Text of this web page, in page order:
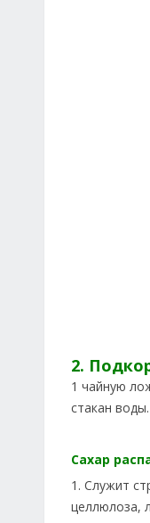
2.
1 чайную
стакан
Сахар
1. Служит
целлюлоза,